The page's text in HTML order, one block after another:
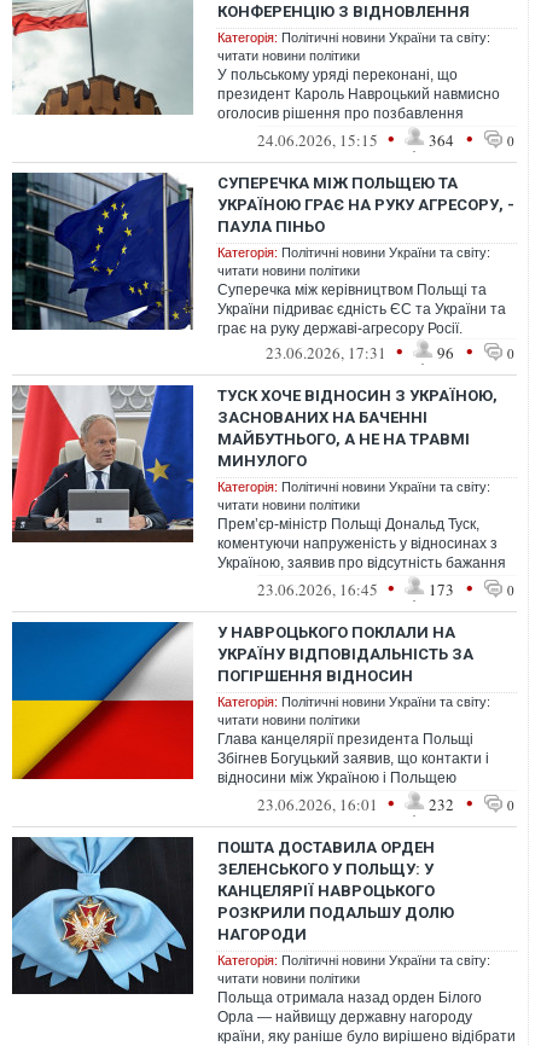
КОНФЕРЕНЦІЮ З ВІДНОВЛЕННЯ
Категорія: Політичні новини України та світу:
читати новини політики
У польському уряді переконані, що
президент Кароль Навроцький навмисно
оголосив рішення про позбавлення
Володимира Зеленського ордена Білого
24.06.2026, 15:15 • 364 • 0
СУПЕРЕЧКА МІЖ ПОЛЬЩЕЮ ТА
УКРАЇНОЮ ГРАЄ НА РУКУ АГРЕСОРУ, -
ПАУЛА ПІНЬО
Категорія: Політичні новини України та світу:
читати новини політики
Суперечка між керівництвом Польщі та
України підриває єдність ЄС та України та
грає на руку державі-агресору Росії.
23.06.2026, 17:31 • 96 • 0
ТУСК ХОЧЕ ВІДНОСИН З УКРАЇНОЮ,
ЗАСНОВАНИХ НА БАЧЕННІ
МАЙБУТНЬОГО, А НЕ НА ТРАВМІ
МИНУЛОГО
Категорія: Політичні новини України та світу:
читати новини політики
Прем’єр-міністр Польщі Дональд Туск,
коментуючи напруженість у відносинах з
Україною, заявив про відсутність бажання
докладати зусиль до розпалювання ...
23.06.2026, 16:45 • 173 • 0
У НАВРОЦЬКОГО ПОКЛАЛИ НА
УКРАЇНУ ВІДПОВІДАЛЬНІСТЬ ЗА
ПОГІРШЕННЯ ВІДНОСИН
Категорія: Політичні новини України та світу:
читати новини політики
Глава канцелярії президента Польщі
Збігнев Богуцький заявив, що контакти і
відносини між Україною і Польщею
перебувають у поганому стані, і це не
23.06.2026, 16:01 • 232 • 0
ПОШТА ДОСТАВИЛА ОРДЕН
ЗЕЛЕНСЬКОГО У ПОЛЬЩУ: У
КАНЦЕЛЯРІЇ НАВРОЦЬКОГО
РОЗКРИЛИ ПОДАЛЬШУ ДОЛЮ
НАГОРОДИ
Категорія: Політичні новини України та світу:
читати новини політики
Польща отримала назад орден Білого
Орла — найвищу державну нагороду
країни, яку раніше було вирішено відібрати